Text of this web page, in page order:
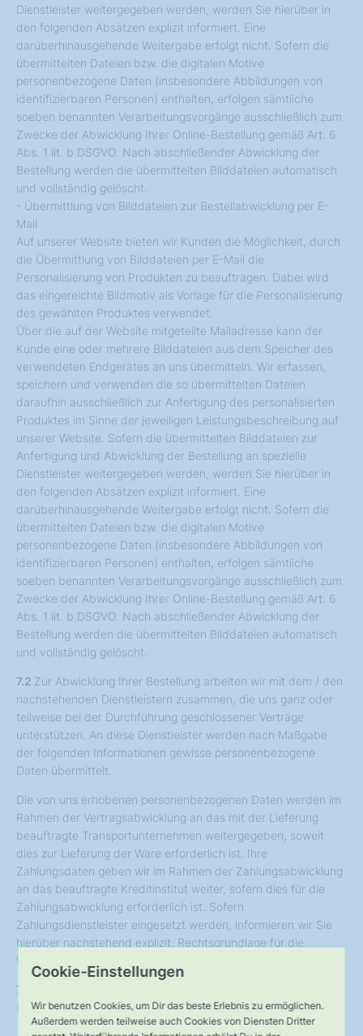
Cookie-Einstellungen
Wir benutzen Cookies, um Dir das beste Erlebnis zu ermöglichen.
Außerdem werden teilweise auch Cookies von Diensten Dritter
Dienstleister weitergegeben werden, werden Sie hierüber in
den folgenden Absätzen explizit informiert. Eine
darüberhinausgehende Weitergabe erfolgt nicht. Sofern die
übermittelten Dateien bzw. die digitalen Motive
personenbezogene Daten (insbesondere Abbildungen von
identifizierbaren Personen) enthalten, erfolgen sämtliche
soeben benannten Verarbeitungsvorgänge ausschließlich zum
Zwecke der Abwicklung Ihrer Online-Bestellung gemäß Art. 6
Abs. 1 lit. b DSGVO. Nach abschließender Abwicklung der
Bestellung werden die übermittelten Bilddateien automatisch
und vollständig gelöscht.
- Übermittlung von Bilddateien zur Bestellabwicklung per E-
Mail
Auf unserer Website bieten wir Kunden die Möglichkeit, durch
die Übermittlung von Bilddateien per E-Mail die
Personalisierung von Produkten zu beauftragen. Dabei wird
das eingereichte Bildmotiv als Vorlage für die Personalisierung
des gewählten Produktes verwendet.
Über die auf der Website mitgeteilte Mailadresse kann der
Kunde eine oder mehrere Bilddateien aus dem Speicher des
verwendeten Endgerätes an uns übermitteln. Wir erfassen,
speichern und verwenden die so übermittelten Dateien
daraufhin ausschließlich zur Anfertigung des personalisierten
Produktes im Sinne der jeweiligen Leistungsbeschreibung auf
unserer Website. Sofern die übermittelten Bilddateien zur
Anfertigung und Abwicklung der Bestellung an spezielle
Dienstleister weitergegeben werden, werden Sie hierüber in
den folgenden Absätzen explizit informiert. Eine
darüberhinausgehende Weitergabe erfolgt nicht. Sofern die
übermittelten Dateien bzw. die digitalen Motive
personenbezogene Daten (insbesondere Abbildungen von
identifizierbaren Personen) enthalten, erfolgen sämtliche
soeben benannten Verarbeitungsvorgänge ausschließlich zum
Zwecke der Abwicklung Ihrer Online-Bestellung gemäß Art. 6
Abs. 1 lit. b DSGVO. Nach abschließender Abwicklung der
Bestellung werden die übermittelten Bilddateien automatisch
und vollständig gelöscht.
7.2 Zur Abwicklung Ihrer Bestellung arbeiten wir mit dem / den
nachstehenden Dienstleistern zusammen, die uns ganz oder
teilweise bei der Durchführung geschlossener Verträge
unterstützen. An diese Dienstleister werden nach Maßgabe
der folgenden Informationen gewisse personenbezogene
Daten übermittelt.
Die von uns erhobenen personenbezogenen Daten werden im
Rahmen der Vertragsabwicklung an das mit der Lieferung
beauftragte Transportunternehmen weitergegeben, soweit
dies zur Lieferung der Ware erforderlich ist. Ihre
Zahlungsdaten geben wir im Rahmen der Zahlungsabwicklung
an das beauftragte Kreditinstitut weiter, sofern dies für die
Zahlungsabwicklung erforderlich ist. Sofern
Zahlungsdienstleister eingesetzt werden, informieren wir Sie
hierüber nachstehend explizit. Rechtsgrundlage für die
Weitergabe der Daten ist Art. 6 Abs. 1 lit. b DSGVO.
7.3
(Zahlungsdiensten)